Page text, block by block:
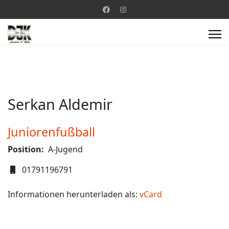
Serkan Aldemir
Juniorenfußball
Position: A-Jugend
Mobil
01791196791
Informationen herunterladen als: vCard